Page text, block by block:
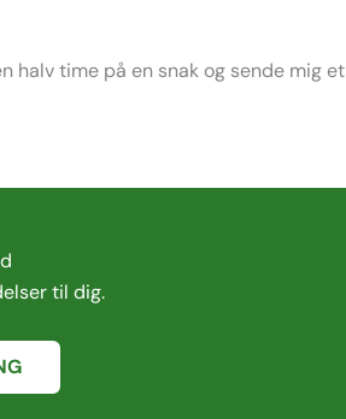
halv time på en snak og sende mig et
til dig.